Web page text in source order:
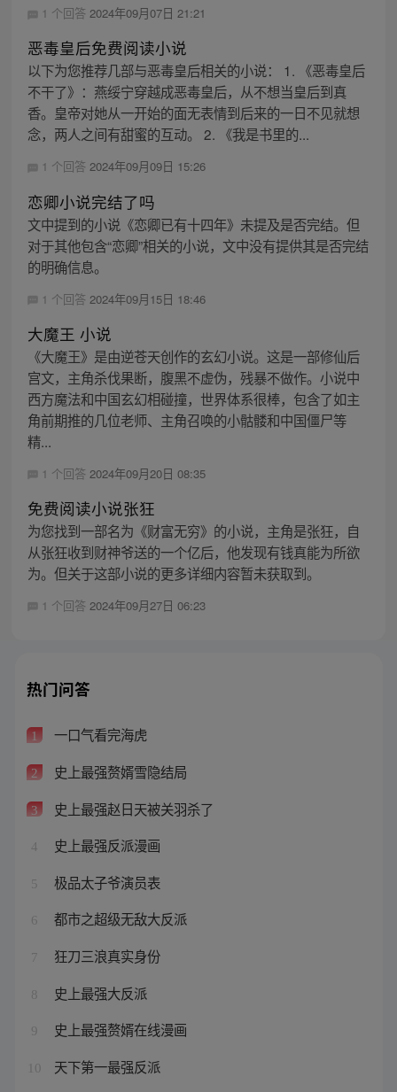
1 个回答 2024年09月07日 21:21
恶毒皇后免费阅读小说
以下为您推荐几部与恶毒皇后相关的小说： 1. 《恶毒皇后
不干了》：燕绥宁穿越成恶毒皇后，从不想当皇后到真
香。皇帝对她从一开始的面无表情到后来的一日不见就想
念，两人之间有甜蜜的互动。 2. 《我是书里的...
1 个回答 2024年09月09日 15:26
恋卿小说完结了吗
文中提到的小说《恋卿已有十四年》未提及是否完结。但
对于其他包含“恋卿”相关的小说，文中没有提供其是否完结
的明确信息。
1 个回答 2024年09月15日 18:46
大魔王 小说
《大魔王》是由逆苍天创作的玄幻小说。这是一部修仙后
宫文，主角杀伐果断，腹黑不虚伪，残暴不做作。小说中
西方魔法和中国玄幻相碰撞，世界体系很棒，包含了如主
角前期推的几位老师、主角召唤的小骷髅和中国僵尸等
精...
1 个回答 2024年09月20日 08:35
免费阅读小说张狂
为您找到一部名为《财富无穷》的小说，主角是张狂，自
从张狂收到财神爷送的一个亿后，他发现有钱真能为所欲
为。但关于这部小说的更多详细内容暂未获取到。
1 个回答 2024年09月27日 06:23
热门问答
1 一口气看完海虎
2 史上最强赘婿雪隐结局
3 史上最强赵日天被关羽杀了
4 史上最强反派漫画
5 极品太子爷演员表
6 都市之超级无敌大反派
7 狂刀三浪真实身份
8 史上最强大反派
9 史上最强赘婿在线漫画
10 天下第一最强反派